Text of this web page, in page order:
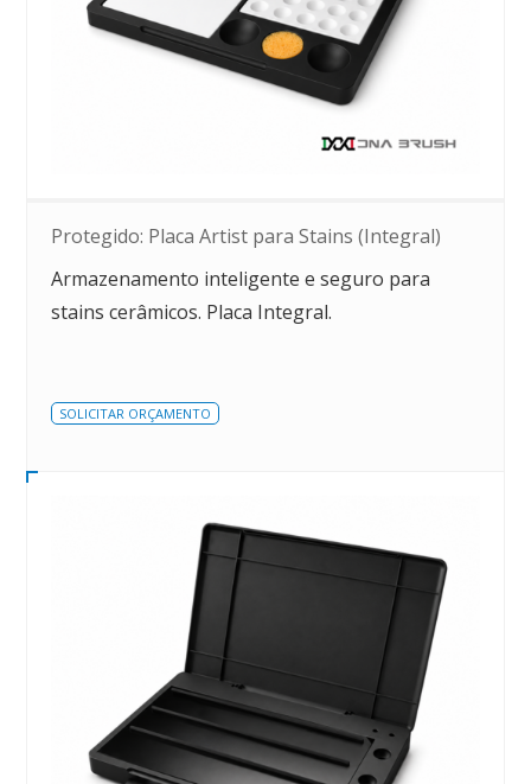
Protegido: Placa Artist para Stains (Integral)
Armazenamento inteligente e seguro para
stains cerâmicos. Placa Integral.
SOLICITAR ORÇAMENTO